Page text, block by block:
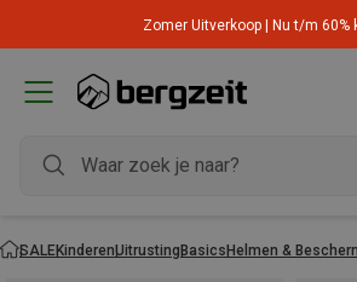
Zomer Uitverkoop | Nu t/m 60%
SALEKinderenUitrustingBasicsHelmen &